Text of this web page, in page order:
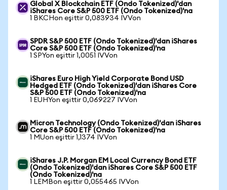
Global X Blockchain ETF (Ondo Tokenized)'dan
iShares Core S&P 500 ETF (Ondo Tokenized)'na
1 BKCHon eşittir 0,083934 IVVon
SPDR S&P 500 ETF (Ondo Tokenized)'dan iShares
Core S&P 500 ETF (Ondo Tokenized)'na
1 SPYon eşittir 1,0051 IVVon
iShares Euro High Yield Corporate Bond USD
Hedged ETF (Ondo Tokenized)'dan iShares Core
S&P 500 ETF (Ondo Tokenized)'na
1 EUHYon eşittir 0,069227 IVVon
Micron Technology (Ondo Tokenized)'dan iShares
Core S&P 500 ETF (Ondo Tokenized)'na
1 MUon eşittir 1,1374 IVVon
iShares J.P. Morgan EM Local Currency Bond ETF
(Ondo Tokenized)'dan iShares Core S&P 500 ETF
(Ondo Tokenized)'na
1 LEMBon eşittir 0,055465 IVVon